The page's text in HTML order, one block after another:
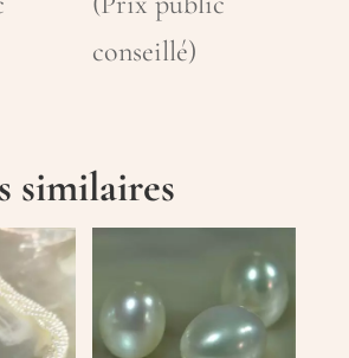
conseillé)
similaires